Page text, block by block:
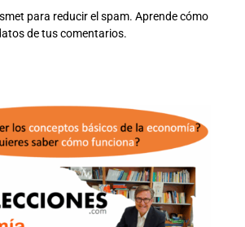
para reducir el spam. Aprende cómo
de tus comentarios.